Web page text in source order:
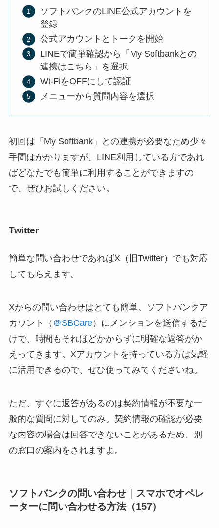
ソフトバンクのLINE公式アカウントを
登録
公式アカウントとトークを開始
LINEで簡単確認から「My Softbankとの
連携はこちら」を選択
Wi-FiをOFFにして認証
メニューから質問内容を選択
初回は「My Softbank」との連携が必要なため少々
手間はかかりますが、LINE利用している方であれ
ばどなたでも簡単に利用することができますの
で、ぜひお試しください。
Twitter
簡単な問い合わせであればX（旧Twitter）でも対応
してもらえます。
Xからの問い合わせはとても簡単。ソフトバンクア
カウント（ ＠SBCare）にメンションを送信するだ
けで、時間もそれほどかからずに明確な返答がか
えってきます。Xアカウントを持っている方は気軽
に活用できるので、ぜひ使ってみてくださいね。
ただ、すぐに返答があるのは契約情報が不要な一
般的な質問に対してのみ。契約情報の確認が必要
な内容の場合は回答できないことがあるため、別
の窓口の案内をされますよ。
ソフトバンクの問い合わせ｜スマホでオペレ
ーターに問い合わせる方法（157）